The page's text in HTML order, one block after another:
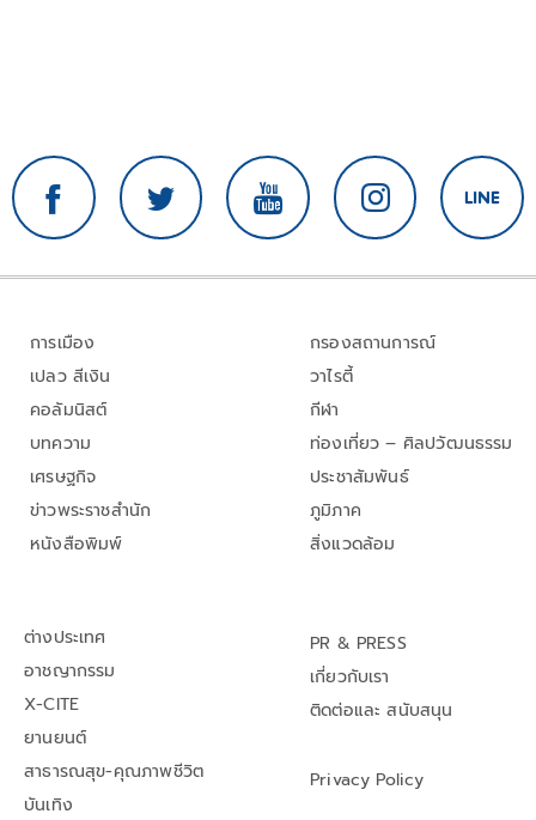
การเมือง
เปลว สีเงิน
คอลัมนิสต์
บทความ
เศรษฐกิจ
ข่าวพระราชสำนัก
หนังสือพิมพ์
กรองสถานการณ์
วาไรตี้
กีฬา
ท่องเที่ยว – ศิลปวัฒนธรรม
ประชาสัมพันธ์
ภูมิภาค
สิ่งแวดล้อม
ต่างประเทศ
อาชญากรรม
X-CITE
ยานยนต์
สาธารณสุข-คุณภาพชีวิต
บันเทิง
PR & PRESS
เกี่ยวกับเรา
ติดต่อและ สนับสนุน
Privacy Policy